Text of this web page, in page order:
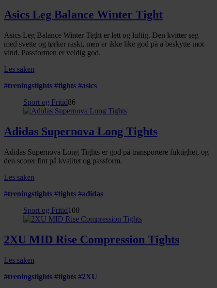
Asics Leg Balance Winter Tight
Asics Leg Balance Winter Tight er lett og luftig. Den kvitter seg
med svette og tørker raskt, men er ikke like god på å beskytte mot
vind. Passformen er veldig god.
Les saken
#treningstights #tights #asics
Sport og Fritid86
Adidas Supernova Long Tights
Adidas Supernova Long Tights er god på transportere fuktighet, og
den scorer fint på kvalitet og passform.
Les saken
#treningstights #tights #adidas
Sport og Fritid100
2XU MID Rise Compression Tights
Les saken
#treningstights #tights #2XU